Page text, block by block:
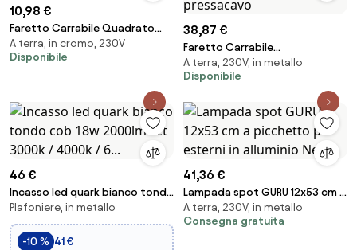
10,98 €
Faretto Carrabile Quadrato
GU10 IP67 con Doppio
Pressacavo
A terra, in cromo, 230V
Disponibile
38,87 €
Faretto Carrabile
Monodirezione GU10 IP67 -
NERO con doppio pressacavo
A terra, 230V, in metallo
Disponibile
46 €
Incasso led quark bianco tondo
cob 18w 2000lm cct 3000k /
4000k / 6...
Plafoniere, in metallo
-10 % 41 €
41,36 €
Lampada spot GURU 12x53 cm a
picchetto per esterni in
alluminio Nero
A terra, 230V, in metallo
Consegna gratuita